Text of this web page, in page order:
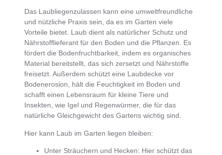
Das Laubliegenzulassen kann eine umweltfreundliche
und nützliche Praxis sein , da es im Garten viele
Vorteile bietet. Laub dient als natürlicher Schutz und
Nährstofflieferant für den Boden und die Pflanzen. Es
fördert die Bodenfruchtbarkeit , indem es organisches
Material bereitstellt, das sich zersetzt und Nährstoffe
freisetzt. Außerdemschützt eine Laubdecke vor
Bodenerosion , hält die Feuchtigkeit im Boden und
schafft einen Lebensraum für kleine Tiere und
Insekten , wie Igel und Regenwürmer, die für das
natürliche Gleichgewicht des Gartens wichtig sind.
Hier kann Laub im Garten liegen bleiben:
Unter Sträuchern und Hecken: Hier schützt das